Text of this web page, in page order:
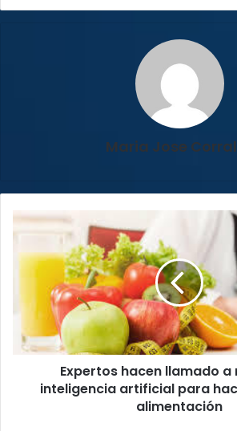
Maria Jose
Expertos
hacen
llamado
utilizar
inteligencia
artificial
para
planes
Expertos hacen llamado a
inteligencia artificial para
alimentación